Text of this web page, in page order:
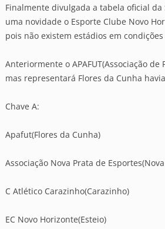
Finalmente divulgada a tabela oficial da
uma novidade o Esporte Clube Novo
pois não existem estádios em
Anteriormente o APAFUT(Associação
mas representará Flores da Cunha
Chave A:
Apafut(Flores da Cunha)
Associação Nova Prata de
C Atlético Carazinho(Carazinho)
EC Novo Horizonte(Esteio)